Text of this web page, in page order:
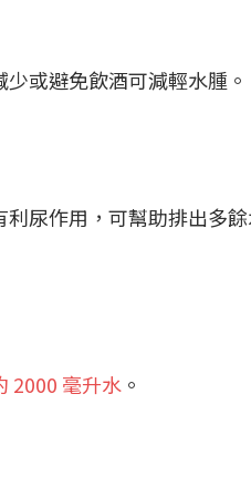
或避免飲酒可減輕水腫。
尿作用，可幫助排出多
2000 毫升水 。